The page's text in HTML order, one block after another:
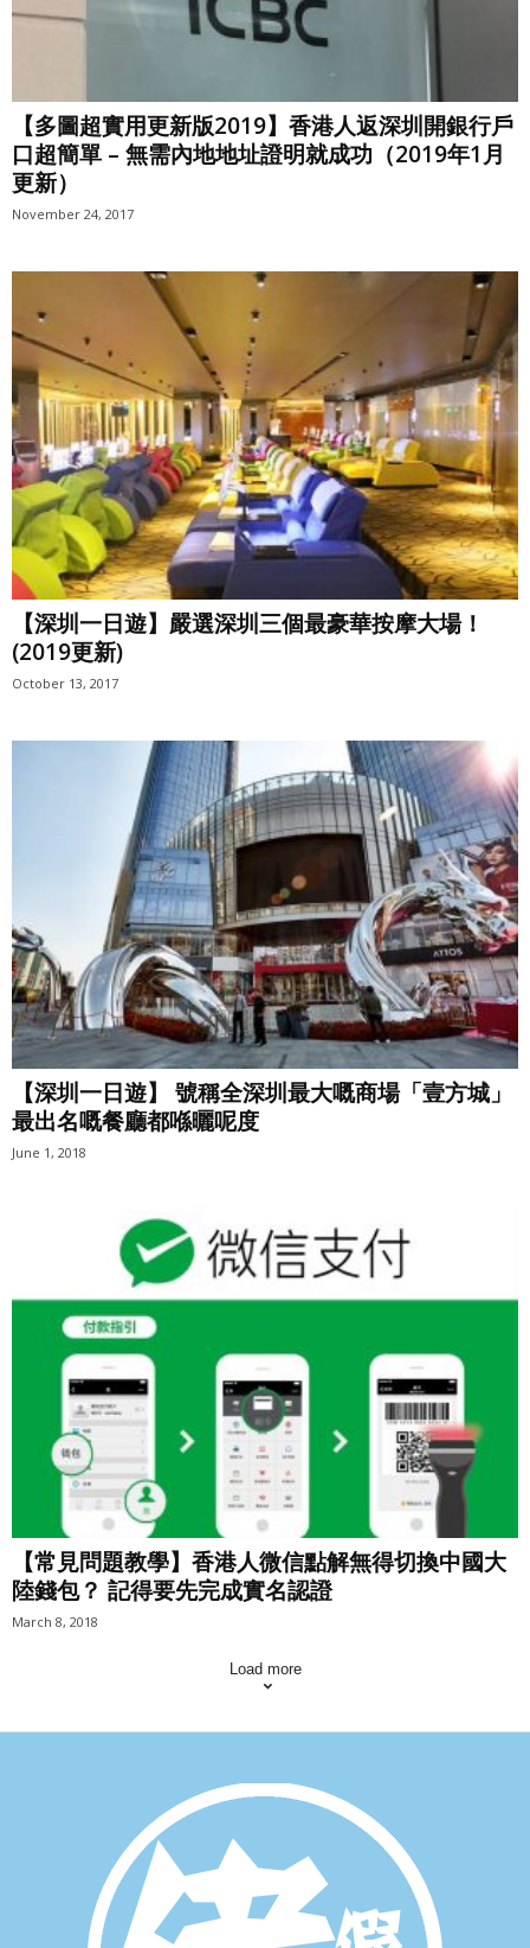
【多圖超實用更新版2019】香港人返深圳開銀行戶
口超簡單 – 無需內地地址證明就成功（2019年1月
更新）
November 24, 2017
【深圳一日遊】嚴選深圳三個最豪華按摩大場！
(2019更新)
October 13, 2017
【深圳一日遊】 號稱全深圳最大嘅商場「壹方城」
最出名嘅餐廳都喺曬呢度
June 1, 2018
【常見問題教學】香港人微信點解無得切換中國大
陸錢包？ 記得要先完成實名認證
March 8, 2018
Load more